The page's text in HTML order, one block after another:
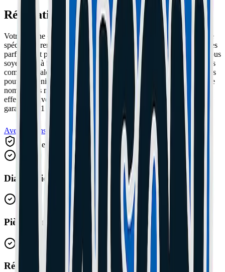
Réparation iPhone à Grasse
Votre iPhone est un outil indispensable au quotidien. Notre service
spécialisé prend en charge toutes les pannes iPhone. La capitale des
parfums fait partie de notre zone d'intervention privilégiée. Que vous
soyez situé à Saint-Jacques, Magagnosc, Saint-Antoine ou dans les
communes alentours, notre atelier est facilement accessible ou nous
pouvons venir chercher votre iPhone. Nous sommes experts sur de
nombreuses marques comme Apple. Toutes nos réparations sont
effectuées avec des pièces de haute qualité et bénéficient d'une
garantie de 1 an. Nos tarifs sont transparents et le devis est gratuit.
Avec ou sans RDV
Garantie 1 An
Avis Google
Diagnostic Gratuit
Pièces Premium
Réparation Express